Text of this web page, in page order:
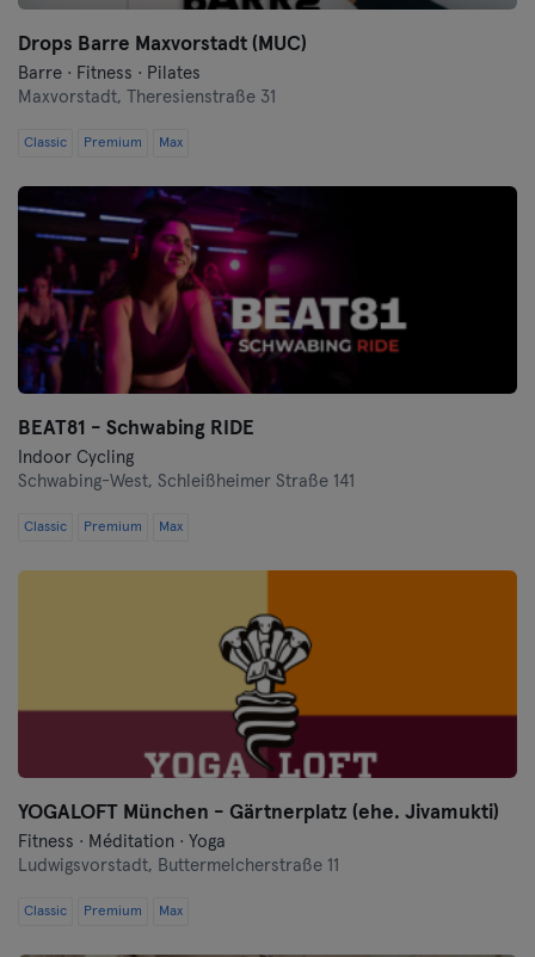
Drops Barre Maxvorstadt (MUC)
Barre · Fitness · Pilates
Maxvorstadt,
Theresienstraße 31
Classic Premium Max
BEAT81 - Schwabing RIDE
Indoor Cycling
Schwabing-West, Schleißheimer Straße 141
Classic Premium Max
YOGALOFT München - Gärtnerplatz (ehe. Jivamukti)
Fitness · Méditation · Yoga
Ludwigsvorstadt, Buttermelcherstraße 11
Classic Premium Max
Oberhausen
Passau
Ravensburg
Ratisbonne
Reutlingen
Rostock
Saarbrücken
Saarlouis
Stuttgart
Trier